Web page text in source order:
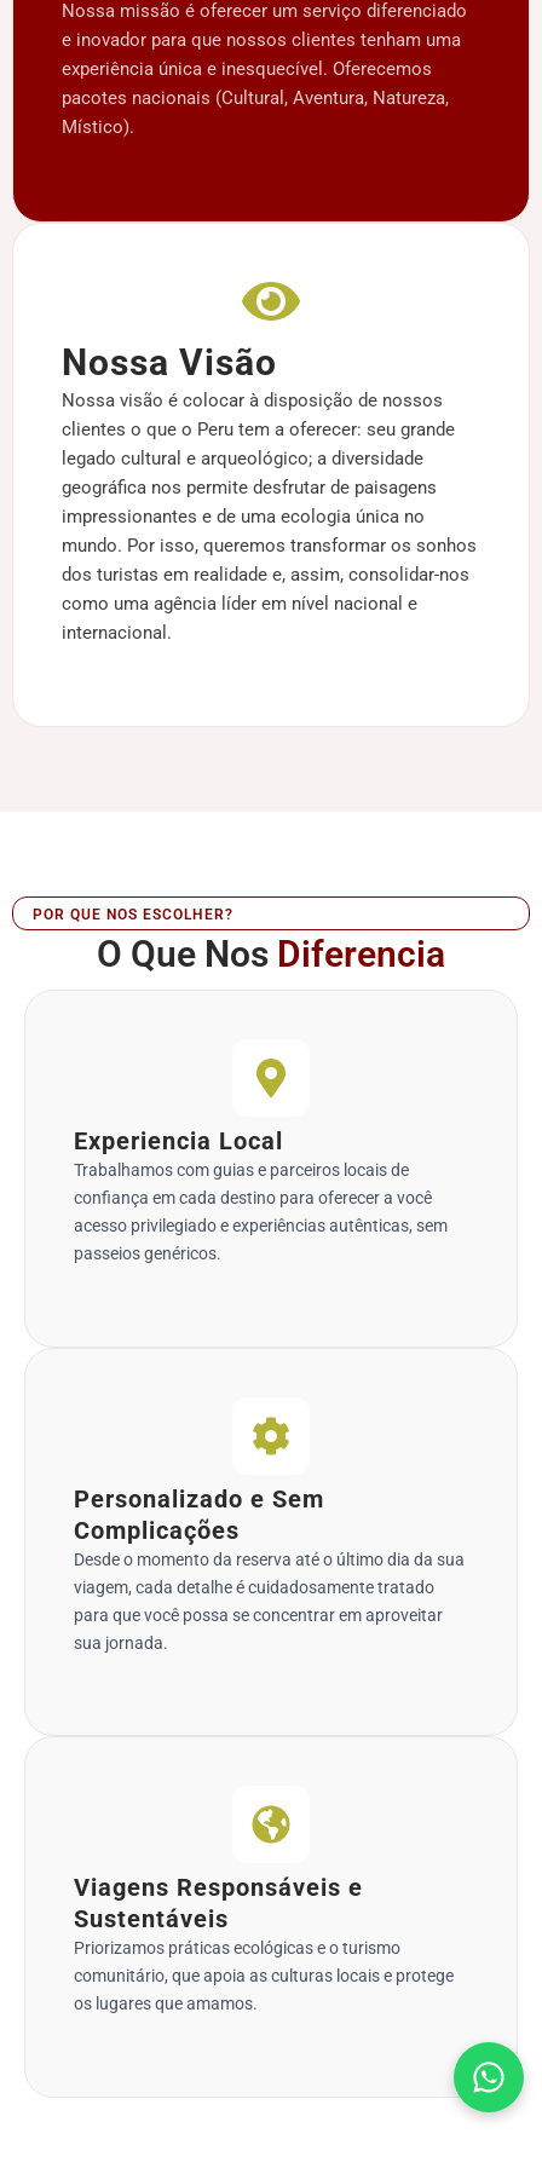
Nossa missão é oferecer um serviço diferenciado
e inovador para que nossos clientes tenham uma
experiência única e inesquecível. Oferecemos
pacotes nacionais (Cultural, Aventura, Natureza,
Místico).
Nossa Visão
Nossa visão é colocar à disposição de nossos
clientes o que o Peru tem a oferecer: seu grande
legado cultural e arqueológico; a diversidade
geográfica nos permite desfrutar de paisagens
impressionantes e de uma ecologia única no
mundo. Por isso, queremos transformar os sonhos
dos turistas em realidade e, assim, consolidar-nos
como uma agência líder em nível nacional e
internacional.
POR QUE NOS ESCOLHER?
O Que Nos Diferencia
Experiencia Local
Trabalhamos com guias e parceiros locais de
confiança em cada destino para oferecer a você
acesso privilegiado e experiências autênticas, sem
passeios genéricos.
Personalizado e Sem
Complicações
Desde o momento da reserva até o último dia da sua
viagem, cada detalhe é cuidadosamente tratado
para que você possa se concentrar em aproveitar
sua jornada.
Viagens Responsáveis e
Sustentáveis
Priorizamos práticas ecológicas e o turismo
comunitário, que apoia as culturas locais e protege
os lugares que amamos.